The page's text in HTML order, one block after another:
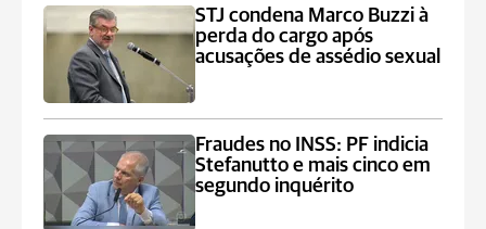
STJ condena Marco Buzzi à
perda do cargo após
acusações de assédio sexual
Fraudes no INSS: PF indicia
Stefanutto e mais cinco em
segundo inquérito